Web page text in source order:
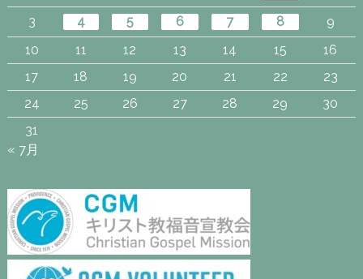
3
4 5 6 7 8
9
10
11 12 13 14 15
16
17
18 19 20 21 22
23
24
25 26 27 28 29
30
31
« 7月